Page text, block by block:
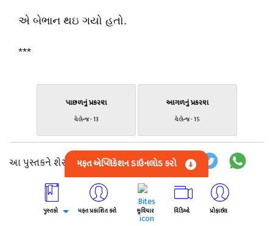
એ બેભાન થઇ ગયો હતો.
***
પાછળનું પ્રકરણ
ચેલેન્જ - 13
આગળનું પ્રકરણ
ચેલેન્જ - 15
આ પુસ્તકને શેર કરો:
લેખક વિશે
Kanu Bhagdev
અનુસરો
મફત એપ્લિકેશન ડાઉનલોડ કરો
પુસ્તકો મફત પ્રકાશિત કરો સુવિચાર વિડિઓ પ્રોફાઈલ